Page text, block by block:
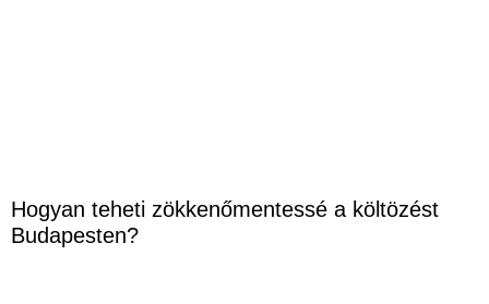
Hogyan teheti zökkenőmentessé a költözést
Budapesten?